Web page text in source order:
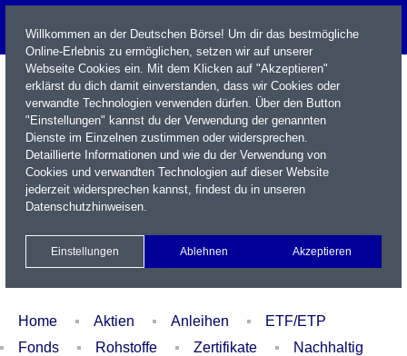
Name / WKN / ISIN / Kürzel
Xetra Realtime
Watchlist Portfolio Login
Home Aktien Anleihen
ETF/ETP
Fonds
Rohstoffe Zertifikate
Nachhaltig
Willkommen an der Deutschen Börse! Um dir das bestmögliche
Online-Erlebnis zu ermöglichen, setzen wir auf unserer
Webseite Cookies ein. Mit dem Klicken auf "Akzeptieren"
erklärst du dich damit einverstanden, dass wir Cookies oder
verwandte Technologien verwenden dürfen. Über den Button
"Einstellungen" kannst du der Verwendung der genannten
Dienste im Einzelnen zustimmen oder widersprechen.
Detaillierte Informationen und wie du der Verwendung von
Cookies und verwandten Technologien auf dieser Website
jederzeit widersprechen kannst, findest du in unseren
Datenschutzhinweisen.
Einstellungen Ablehnen Akzeptieren